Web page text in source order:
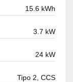
15.6 kWh
3.7 kW
24 kW
Tipo 2, CCS